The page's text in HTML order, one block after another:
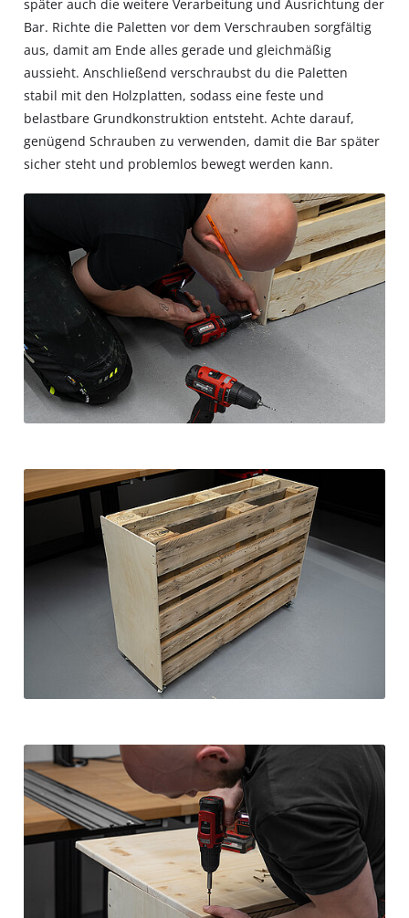
später auch die weitere Verarbeitung und Ausrichtung der
Bar. Richte die Paletten vor dem Verschrauben sorgfältig
aus, damit am Ende alles gerade und gleichmäßig
aussieht. Anschließend verschraubst du die Paletten
stabil mit den Holzplatten, sodass eine feste und
belastbare Grundkonstruktion entsteht. Achte darauf,
genügend Schrauben zu verwenden, damit die Bar später
sicher steht und problemlos bewegt werden kann.